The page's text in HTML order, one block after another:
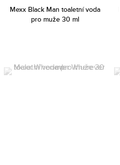
Mexx Black Man toaletní voda
pro muže 30 ml